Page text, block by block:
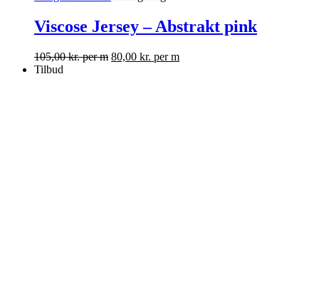
Viscose Jersey – Abstrakt pink
105,00kr.per m 80,00 kr. per m
Tilbud